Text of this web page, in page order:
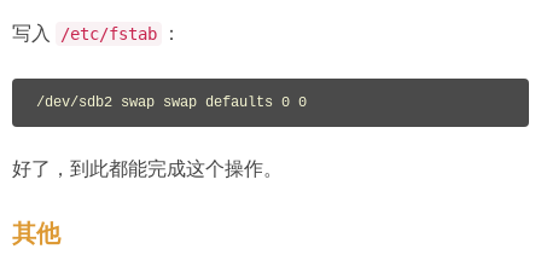
写入 /etc/fstab ：
/dev/sdb2 swap swap defaults 0 0
好了，到此都能完成这个操作。
其他